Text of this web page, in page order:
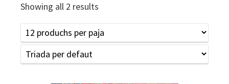
Showing all 2 results